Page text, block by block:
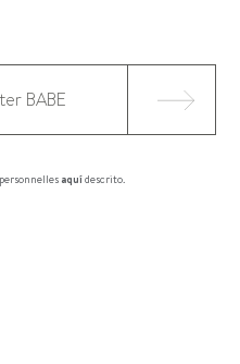
aquídescrito.